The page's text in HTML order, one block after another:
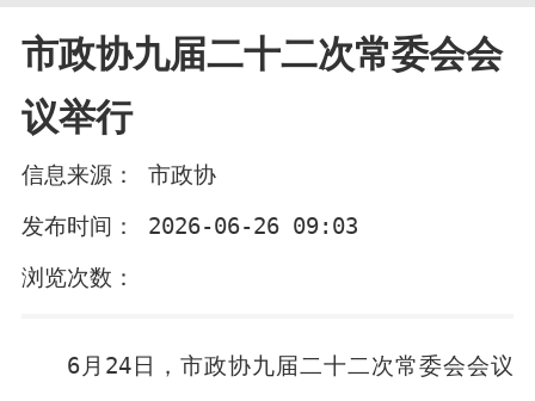
市政协九届二十二次常委会会
议举行
信息来源： 市政协
发布时间： 2026-06-26 09:03
浏览次数：
6月24日，市政协九届二十二次常委会会议